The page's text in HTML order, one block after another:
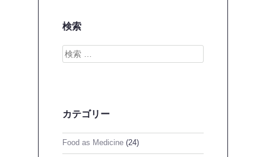
検索
検
索
カテゴリー
Food as Medicine (24)